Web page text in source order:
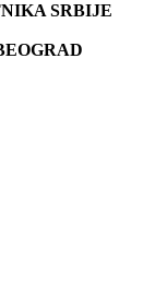
SRBIJE